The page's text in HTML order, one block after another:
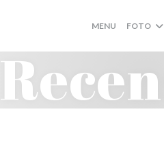
MENU FOTO